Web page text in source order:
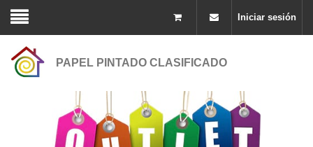
Iniciar sesión
PAPEL PINTADO CLASIFICADO